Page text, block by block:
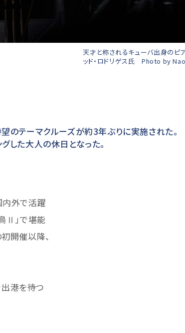
のテーマクルーズが約3年ぶりに実施された。
した大人の休日となった。
天才と称されるキューバ出身のピア
ッド・ロドリゲス氏 Photo by
内外で活躍
Ⅱ」で堪能
開催以降、
港を待つ